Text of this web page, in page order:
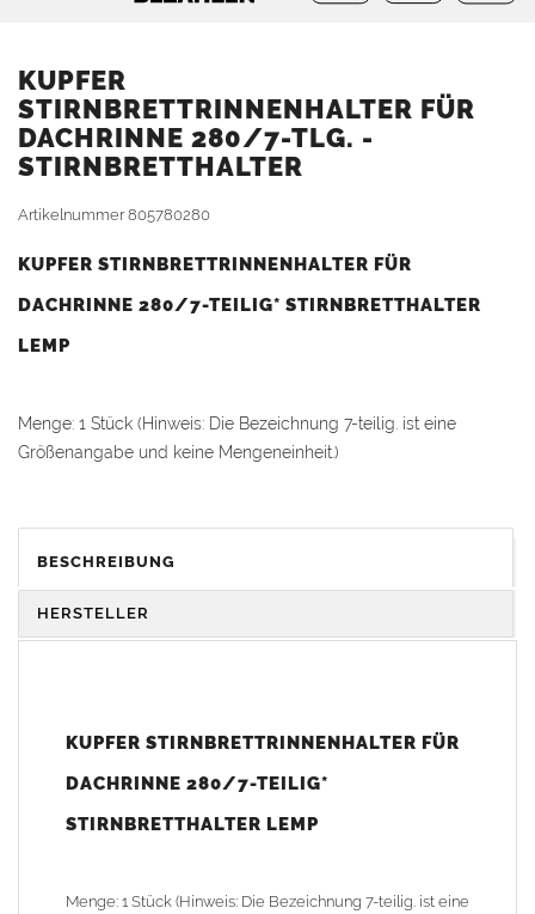
KUPFER
STIRNBRETTRINNENHALTER FÜR
DACHRINNE 280/7-TLG. -
STIRNBRETTHALTER
Artikelnummer805780280
KUPFER STIRNBRETTRINNENHALTER FÜR
DACHRINNE 280/7-TEILIG* STIRNBRETTHALTER
LEMP
Menge: 1 Stück (Hinweis: Die Bezeichnung 7-teilig. ist eine
Größenangabe und keine Mengeneinheit.)
FürDachrinne: Durchmesser Rinne 127 mm / Zuschnitt 280 mm
/ Teiligkeit 7-teilig.
Rinnenhalter
Stirnbrett mit einem Gefälle von 1–3 mm pro laufendem Meter
BESCHREIBUNG
HERSTELLER
KUPFER STIRNBRETTRINNENHALTER FÜR
DACHRINNE 280/7-TEILIG*
STIRNBRETTHALTER LEMP
Menge: 1 Stück (Hinweis: Die Bezeichnung 7-teilig. ist eine